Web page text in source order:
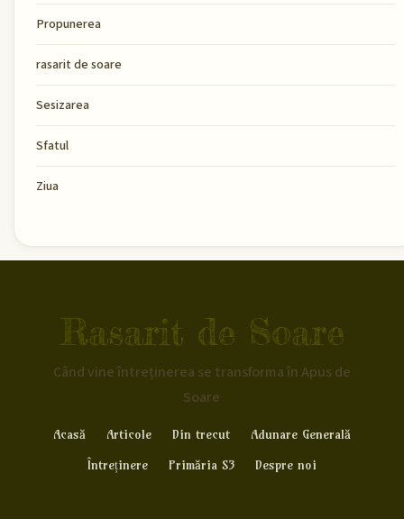
Propunerea
rasarit de soare
Sesizarea
Sfatul
Ziua
Rasarit de Soare
Când vine întreținerea se transforma în Apus de
Soare
Acasă Articole Din trecut
Adunare Generală
Întreținere
Primăria S3 Despre noi